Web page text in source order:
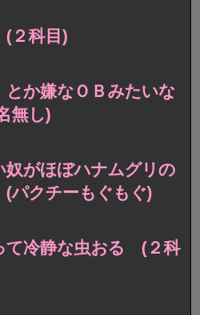
２科目)
とか嫌なＯＢみたいな
無し)
がほぼハナムグリの
クチーもぐもぐ)
て冷静な虫おる (２科